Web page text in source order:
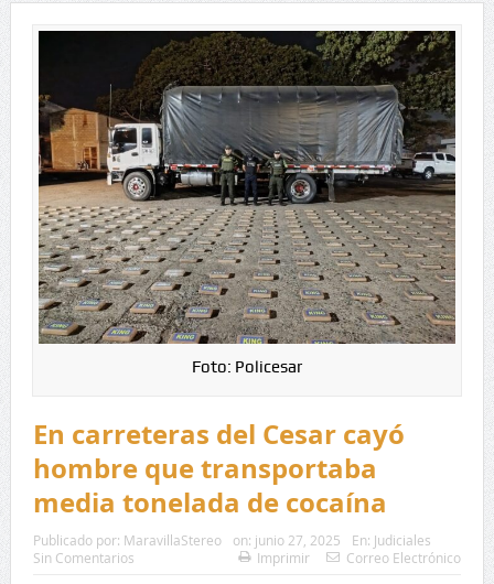
Foto: Policesar
En carreteras del Cesar cayó
hombre que transportaba
media tonelada de cocaína
Publicado por: MaravillaStereo on: junio 27, 2025 En: Judiciales
Sin Comentarios
Imprimir Correo Electrónico